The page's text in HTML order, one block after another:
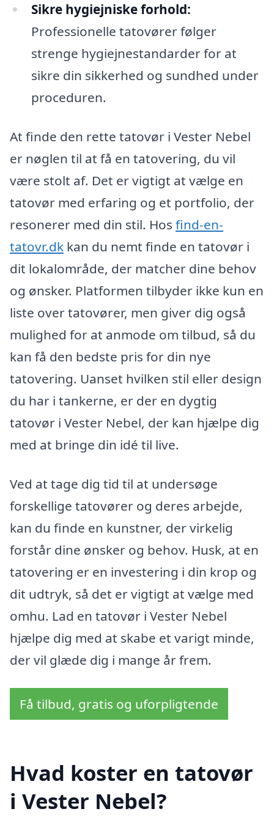
Sikre hygiejniske forhold:
Professionelle tatovører følger
strenge hygiejnestandarder for at
sikre din sikkerhed og sundhed under
proceduren.
At finde den rette tatovør i Vester Nebel
er nøglen til at få en tatovering, du vil
være stolt af. Det er vigtigt at vælge en
tatovør med erfaring og et portfolio, der
resonerer med din stil. Hos find-en-
tatovr.dk kan du nemt finde en tatovør i
dit lokalområde, der matcher dine behov
og ønsker. Platformen tilbyder ikke kun en
liste over tatovører, men giver dig også
mulighed for at anmode om tilbud, så du
kan få den bedste pris for din nye
tatovering. Uanset hvilken stil eller design
du har i tankerne, er der en dygtig
tatovør i Vester Nebel, der kan hjælpe dig
med at bringe din idé til live.
Ved at tage dig tid til at undersøge
forskellige tatovører og deres arbejde,
kan du finde en kunstner, der virkelig
forstår dine ønsker og behov. Husk, at en
tatovering er en investering i din krop og
dit udtryk, så det er vigtigt at vælge med
omhu. Lad en tatovør i Vester Nebel
hjælpe dig med at skabe et varigt minde,
der vil glæde dig i mange år frem.
Få tilbud, gratis og uforpligtende
Hvad koster en tatovør
i Vester Nebel?